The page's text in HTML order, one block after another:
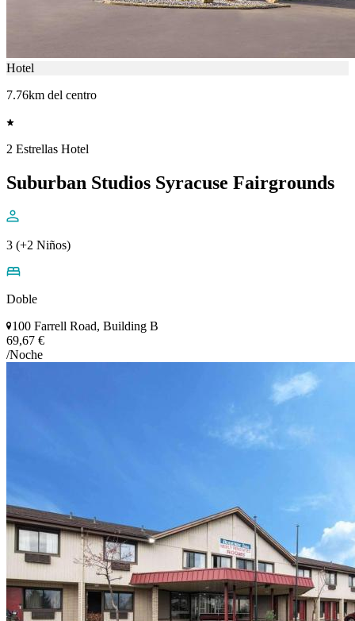
Hotel
7.76km del centro
2 Estrellas Hotel
Suburban Studios Syracuse Fairgrounds
3 (+2 Niños)
Doble
100 Farrell Road, Building B
69,67 €
/Noche